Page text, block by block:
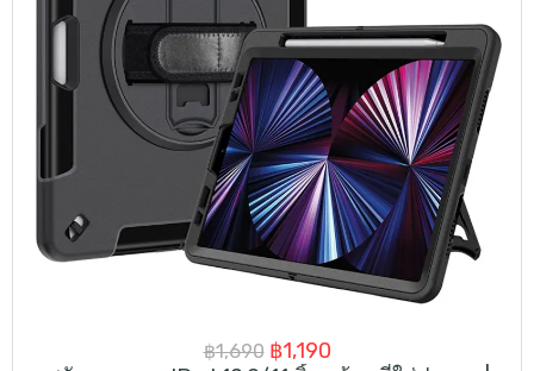
฿1,690 Original
฿1,190Current